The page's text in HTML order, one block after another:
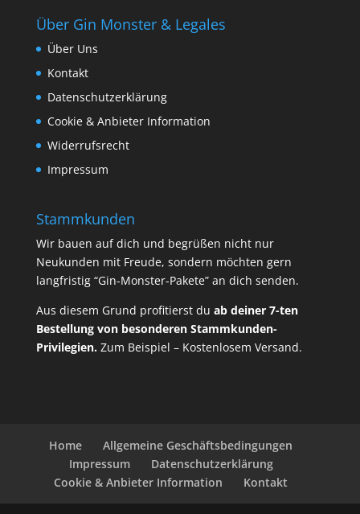
Über Gin Monster & Legales
Über Uns
Kontakt
Datenschutzerklärung
Cookie & Anbieter Information
Widerrufsrecht
Impressum
Stammkunden
Wir bauen auf dich und begrüßen nicht nur
Neukunden mit Freude, sondern möchten gern
langfristig “Gin-Monster-Pakete” an dich senden.
Aus diesem Grund profitierst du ab deiner 7-ten
Bestellung von besonderen Stammkunden-
Privilegien. Zum Beispiel – Kostenlosem Versand.
Home
Allgemeine Geschäftsbedingungen
Impressum
Datenschutzerklärung
Cookie & Anbieter Information
Kontakt